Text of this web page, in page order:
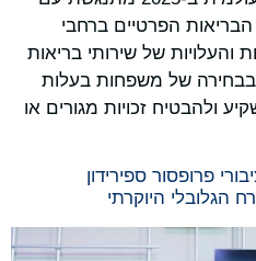
הבריאות הפרטיים ברחבי
של שירותי בריאות
בבחירה של משפחות בעלות
ולהבטיח זכויות מגורים או
פרופסור ספירידון
הגלובלי היוקרתי